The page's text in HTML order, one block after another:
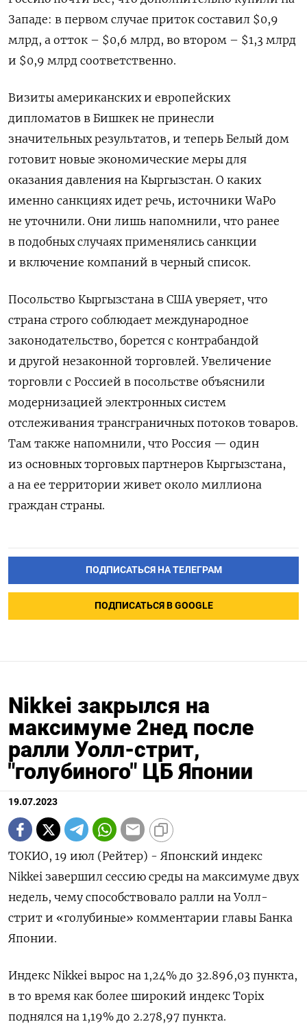
Западе: в первом случае приток составил $0,9
млрд, а отток – $0,6 млрд, во втором – $1,3 млрд
и $0,9 млрд соответственно.
Визиты американских и европейских
дипломатов в Бишкек не принесли
значительных результатов, и теперь Белый дом
готовит новые экономические меры для
оказания давления на Кыргызстан. О каких
именно санкциях идет речь, источники WaPo
не уточнили. Они лишь напомнили, что ранее
в подобных случаях применялись санкции
и включение компаний в черный список.
Посольство Кыргызстана в СШАуверяет, что
страна строго соблюдает международное
законодательство, борется с контрабандой
и другой незаконной торговлей. Увеличение
торговли с Россией в посольстве объяснили
модернизацией электронных систем
отслеживания трансграничных потоков товаров.
Там также напомнили, что Россия — один
из основных торговых партнеров Кыргызстана,
а на ее территории живет около миллиона
граждан страны.
ПОДПИСАТЬСЯ НА ТЕЛЕГРАМ
ПОДПИСАТЬСЯ В GOOGLE
Nikkei закрылся на
максимуме 2нед после
ралли Уолл-стрит,
"голубиного" ЦБ Японии
19.07.2023
ТОКИО, 19 июл (Рейтер) - Японский индекс
Nikkei завершил сессию среды на максимуме двух
недель, чему способствовало ралли на Уолл-
стрит и «голубиные» комментарии главы Банка
Японии.
Индекс Nikkei вырос на 1,24% до 32.896,03 пункта,
в то время как более широкий индекс Topix
поднялся на 1,19% до 2.278,97 пункта.